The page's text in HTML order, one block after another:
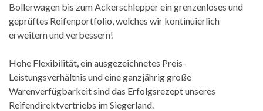
Bollerwagen bis zum Ackerschlepper ein grenzenloses und
geprüftes Reifenportfolio, welches wir kontinuierlich
erweitern und verbessern!
Hohe Flexibilität, ein ausgezeichnetes Preis-
Leistungsverhältnis und eine ganzjährig große
Warenverfügbarkeit sind das Erfolgsrezept unseres
Reifendirektvertriebs im Siegerland.